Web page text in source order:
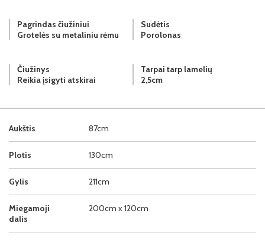
Aukštis 87cm
Plotis 130cm
Gylis 211cm
Miegamoji
dalis
200cm x 120cm
Pagrindas čiužiniui
Grotelės su metaliniu rėmu
Sudėtis
Porolonas
Čiužinys
Reikia įsigyti atskirai
Tarpai tarp lamelių
2,5cm